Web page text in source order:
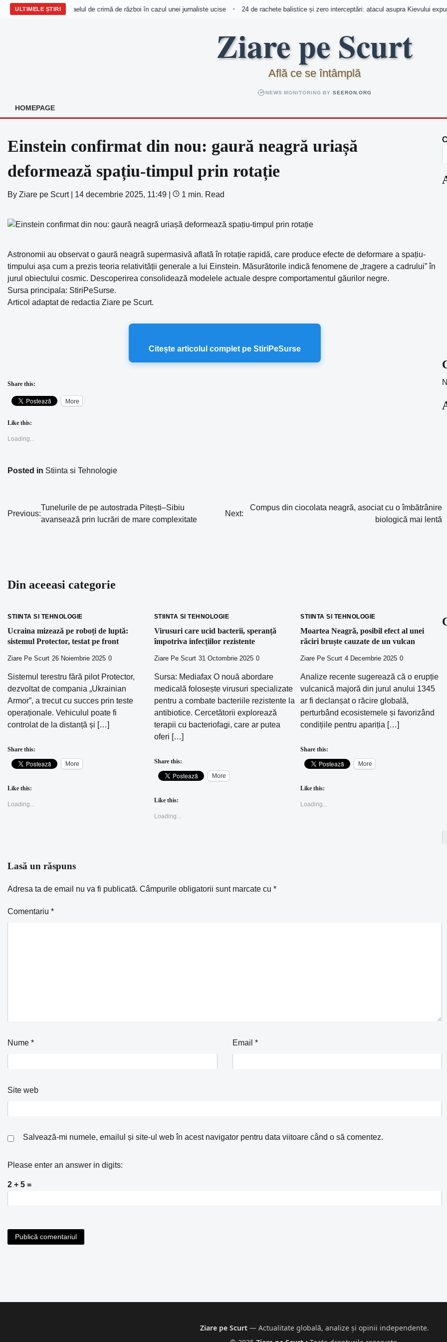
ULTIMELE ȘTIRI
omului acuză Israelul de crimă de război în cazul unei jurnaliste ucise 24 de rachete balistice și zero interceptări: atacul asupra Kievului
Ziare pe Scurt
Află ce se întâmplă
NEWS MONITORING BYSEERON.ORG
HOMEPAGE
Einstein confirmat din nou: gaură neagră uriașă
deformează spațiu-timpul prin rotație
By Ziare pe Scurt 14 decembrie 2025, 11:49 1 min. Read
Astronomii au observat o gaură neagră supermasivă aflată în rotație rapidă, care produce efecte de deformare a spațiu-
timpului așa cum a prezis teoria relativității generale a lui Einstein. Măsurătorile indică fenomene de „tragere a cadrului” în
jurul obiectului cosmic. Descoperirea consolidează modelele actuale despre comportamentul găurilor negre.
Sursa principala: StiriPeSurse.
Articol adaptat de redactia Ziare pe Scurt.
Citește articolul complet pe StiriPeSurse
Share this:
More
Like this:
Loading...
Posted in Stiinta si Tehnologie
Navigare
Previous:
Tunelurile de pe autostrada Pitești–Sibiu
avansează prin lucrări de mare complexitate
Next:
Compus din ciocolata neagră, asociat cu o îmbătrânire
biologică mai lentă
Din aceeasi categorie
STIINTA SI TEHNOLOGIE
Ucraina mizează pe roboți de luptă:
sistemul Protector, testat pe front
Ziare Pe Scurt 26 Noiembrie 2025 0
Sistemul terestru fără pilot Protector,
dezvoltat de compania „Ukrainian
Armor”, a trecut cu succes prin teste
operaționale. Vehiculul poate fi
controlat de la distanță și […]
Share this:
More
Like this:
Loading...
STIINTA SI TEHNOLOGIE
Virusuri care ucid bacterii, speranță
împotriva infecțiilor rezistente
Ziare Pe Scurt 31 Octombrie 2025 0
Sursa: Mediafax O nouă abordare
medicală folosește virusuri specializate
pentru a combate bacteriile rezistente la
antibiotice. Cercetătorii explorează
terapii cu bacteriofagi, care ar putea
oferi […]
Share this:
More
Like this:
Loading...
STIINTA SI TEHNOLOGIE
Moartea Neagră, posibil efect al unei
răciri bruște cauzate de un vulcan
Ziare Pe Scurt 4 Decembrie 2025 0
Analize recente sugerează că o erupție
vulcanică majoră din jurul anului 1345
ar fi declanșat o răcire globală,
perturbând ecosistemele și favorizând
condițiile pentru apariția […]
Share this:
More
Like this:
Loading...
Lasă un răspuns
Adresa ta de email nu va fi publicată. Câmpurile obligatorii sunt marcate cu *
Comentariu *
Nume * Email *
Site web
Salvează-mi numele, emailul și site-ul web în acest navigator pentru data viitoare când o să comentez.
Please enter an answer in digits:
2 + 5 =
Ziare pe Scurt— Actualitate globală, analize și opinii independente.